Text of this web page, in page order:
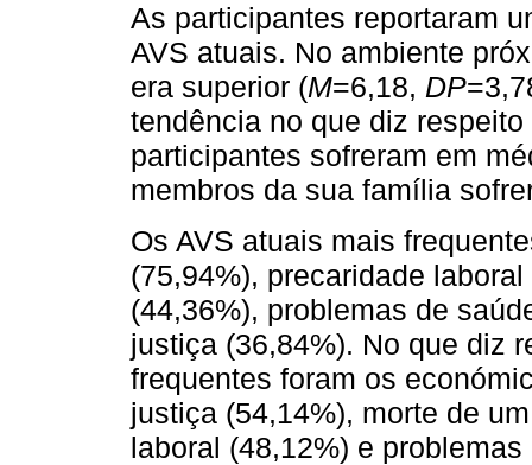
As participantes reportaram
AVS atuais. No ambiente
era superior (M=6,18, DP
tendência no que diz
participantes sofreram em
membros da sua família
Os AVS atuais mais
(75,94%), precaridade
(44,36%), problemas de
justiça (36,84%). No que diz
frequentes foram os
justiça (54,14%), morte de
laboral (48,12%) e